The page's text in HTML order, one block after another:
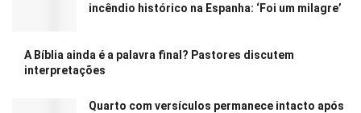
incêndio histórico na Espanha: ‘Foi um milagre’
A Bíblia ainda é a palavra final? Pastores discutem
interpretações
Quarto com versículos permanece intacto após